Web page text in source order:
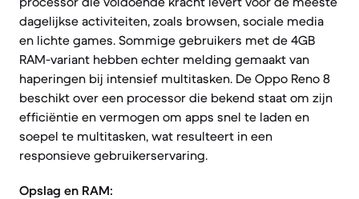
dagelijkse activiteiten, zoals browsen, sociale media
en lichte games. Sommige gebruikers met de 4GB
RAM-variant hebben echter melding gemaakt van
haperingen bij intensief multitasken. De Oppo Reno 8
beschikt over een processor die bekend staat om zijn
efficiëntie en vermogen om apps snel te laden en
soepel te multitasken, wat resulteert in een
responsieve gebruikerservaring.
Opslag en RAM: